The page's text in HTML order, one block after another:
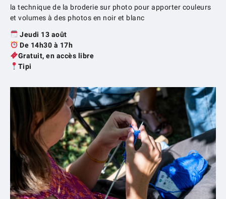
la technique de la broderie sur photo pour apporter couleurs
et volumes à des photos en noir et blanc
Jeudi 13 août
De 14h30 à 17h
Gratuit, en accès libre
Tipi